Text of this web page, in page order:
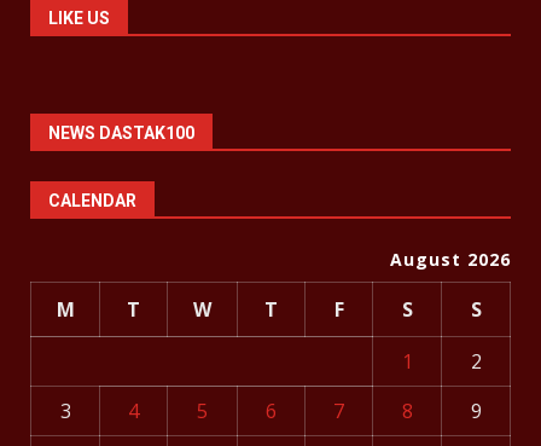
LIKE US
NEWS DASTAK100
CALENDAR
August 2026
M T W T F S
S
1
2
3
4 5 6 7 8
9